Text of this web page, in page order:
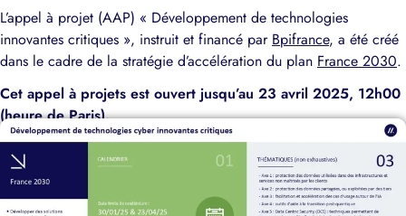
L’appel à projet (AAP) « Développement de technologies
innovantes critiques », instruit et financé par Bpifrance, a été créé
dans le cadre de la stratégie d’accélération du plan France 2030.
Cet appel à projets est ouvert jusqu’au 23 avril 2025, 12h00
(heure de Paris).